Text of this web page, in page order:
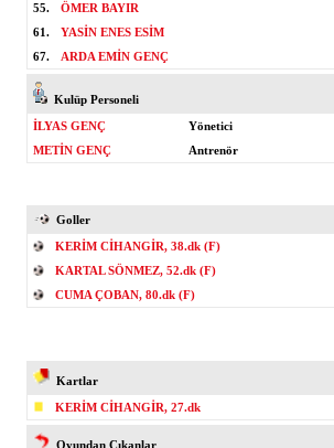
55.
ÖMER BAYIR
61.
YASİN ENES ESİM
67.
ARDA EMİN GENÇ
Kulüp Personeli
İLYAS GENÇ
Yönetici
METİN GENÇ
Antrenör
Goller
KERİM CİHANGİR, 38.dk (F)
KARTAL SÖNMEZ, 52.dk (F)
CUMA ÇOBAN, 80.dk (F)
Kartlar
KERİM CİHANGİR, 27.dk
Oyundan Çıkanlar